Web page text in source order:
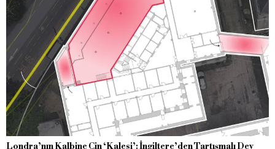
Londra’nın Kalbine Çin ‘Kalesi’: İngiltere’den Tartışmalı Dev